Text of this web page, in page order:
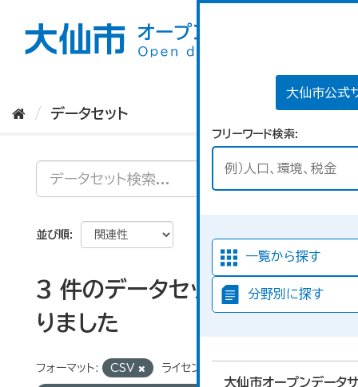
大仙市公式
フリーワード検索
一覧から探す
分野別に探す
大仙市オープンデータ
データセット
並び順
3 件のデータセットが見つか
りました
フォーマット: CSV ライセンス: